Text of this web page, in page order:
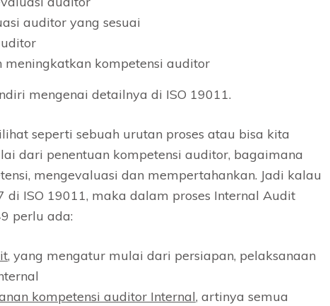
auditor yang sesuai
meningkatkan kompetensi auditor
mengenai detailnya di ISO 19011.
seperti sebuah urutan proses atau bisa kita
dari penentuan kompetensi auditor, bagaimana
mengevaluasi dan mempertahankan. Jadi kalau
di ISO 19011, maka dalam proses Internal Audit
perlu ada:
, yang mengatur mulai dari persiapan, pelaksanaan
kompetensi auditor Internal, artinya semua